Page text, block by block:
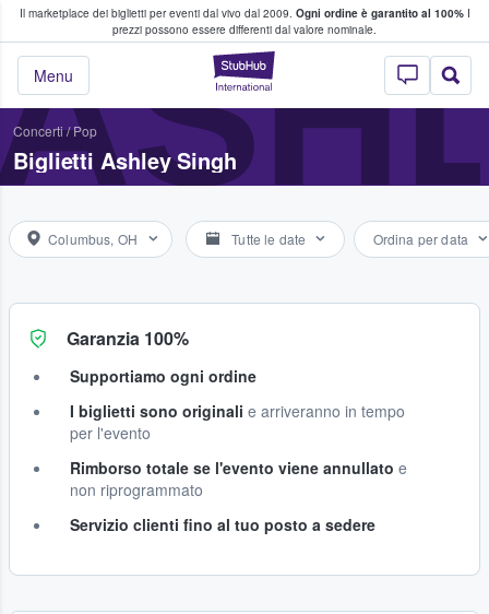
Il marketplace dei biglietti per eventi dal vivo dal 2009. Ogni ordine è garantito al 100%I
prezzi possono essere differenti dal valore nominale.
StubHub - Dove
Menu
fan comprano e vendono biglietti
Concerti/Pop
Biglietti Ashley Singh
Columbus, OH Tutte le date Ordina per data
Garanzia 100%
Supportiamo ogni ordine
I biglietti sono originali e arriveranno in tempo
per l'evento
Rimborso totale se l'evento viene annullato e
non riprogrammato
Servizio clienti fino al tuo posto a sedere